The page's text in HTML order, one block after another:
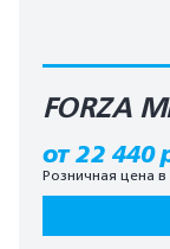
FORZA
от 22 440
Розничная цена